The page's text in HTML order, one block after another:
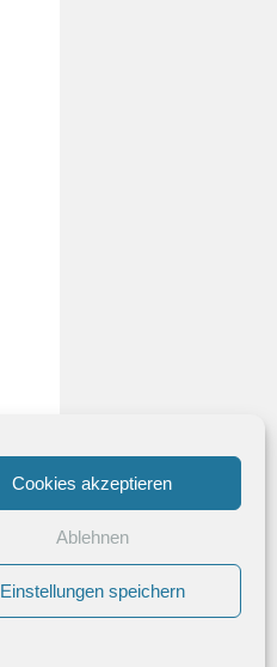
Cookies akzeptieren
Ablehnen
Einstellungen speichern